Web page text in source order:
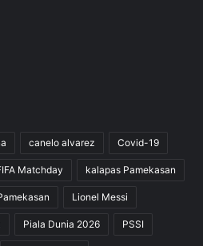
canelo alvarez Covid-19
Matchday kalapas Pamekasan
Lionel Messi
Piala Dunia 2026 PSSI